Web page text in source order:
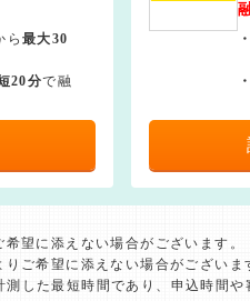
ら最大30
20分で融
望に添えない場合がございます。
ご希望に添えない場合がございま
した最短時間であり、申込時間や